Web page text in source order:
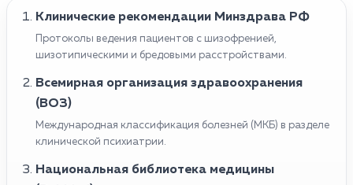
Клинические рекомендации Минздрава РФ
Протоколы ведения пациентов с шизофренией,
шизотипическими и бредовыми расстройствами.
Всемирная организация здравоохранения
(ВОЗ)
Международная классификация болезней (МКБ) в разделе
клинической психиатрии.
Национальная библиотека медицины